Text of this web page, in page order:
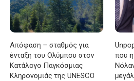
Απόφαση – σταθμός για
ένταξη του Ολύμπου στον
Κατάλογο Παγκόσμιας
Κληρονομιάς της UNESCO
που